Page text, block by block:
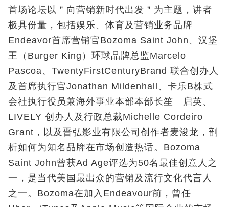
首场论坛以＂向营销新时代出发＂为主题，讲者
极具份量，包括娱乐、体育及营销业务品牌
Endeavor首席营销官Bozoma Saint John、汉堡
王（Burger King）环球品牌总监Marcelo
Pascoa、TwentyFirstCenturyBrand 联合创办人
及首席执行官Jonathan Mildenhall、卡乐B株式
会社执行役员兼海外事业本部本部长笙 启英、
LIVELY 创办人及行政总裁Michelle Cordeiro
Grant，以及晋弘影业有限公司创作者麦浚龙，剖
析如何为知名品牌在市场创造热话。Bozoma
Saint John曾获Ad Age评选为50名最佳创意人之
一，是当代美国最出众的营销及流行文化代言人
之一。Bozoma在加入Endeavour前，曾任